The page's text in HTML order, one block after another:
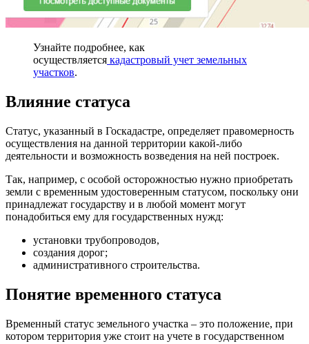
Узнайте подробнее, как
осуществляется кадастровый учет земельных
участков.
Влияние статуса
Статус, указанный в Госкадастре, определяет правомерность
осуществления на данной территории какой-либо
деятельности и возможность возведения на ней построек.
Так, например, с особой осторожностью нужно приобретать
земли с временным удостоверенным статусом, поскольку они
принадлежат государству и в любой момент могут
понадобиться ему для государственных нужд:
установки трубопроводов,
создания дорог;
административного строительства.
Понятие временного статуса
Временный статус земельного участка – это положение, при
котором территория уже стоит на учете в государственном